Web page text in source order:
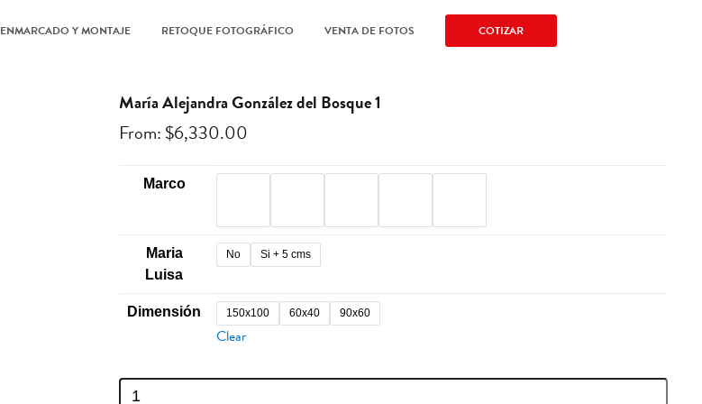
ENMARCADO Y MONTAJE RETOQUE FOTOGRÁFICO VENTA DE FOTOS COTIZAR
María Alejandra González del Bosque 1
From: $6,330.00
Marco
Maria
Luisa
No Si + 5 cms
Dimensión 150x100 60x40 90x60
Clear
María
Alejandra